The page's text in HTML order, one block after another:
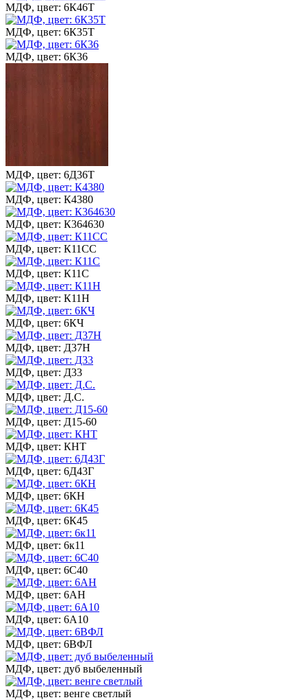
МДФ, цвет: 6К46Т
МДФ, цвет: 6К35Т
МДФ, цвет: 6К36
МДФ, цвет: 6Д36Т
МДФ, цвет: К4380
МДФ, цвет: К364630
МДФ, цвет: К11СС
МДФ, цвет: К11С
МДФ, цвет: К11Н
МДФ, цвет: 6КЧ
МДФ, цвет: Д37Н
МДФ, цвет: Д33
МДФ, цвет: Д.С.
МДФ, цвет: Д15-60
МДФ, цвет: КНТ
МДФ, цвет: 6Д43Г
МДФ, цвет: 6КН
МДФ, цвет: 6К45
МДФ, цвет: 6к11
МДФ, цвет: 6С40
МДФ, цвет: 6АН
МДФ, цвет: 6А10
МДФ, цвет: 6ВФЛ
МДФ, цвет: дуб выбеленный
МДФ, цвет: венге светлый